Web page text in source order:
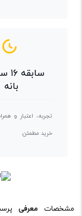
بانه
تجربه، اعتبار و
خرید مطمئن.
مشخصات معرفی